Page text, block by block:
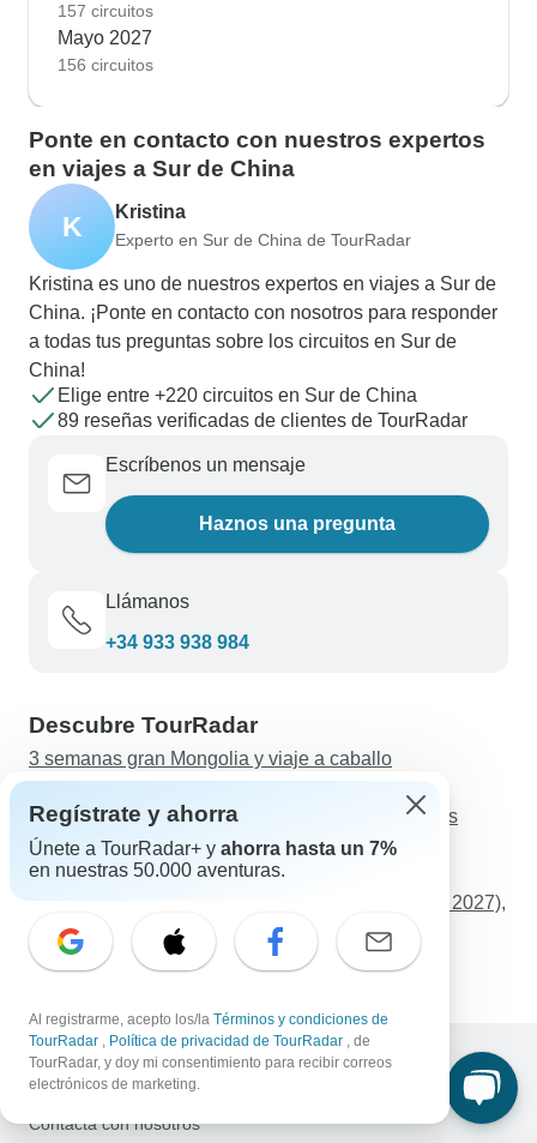
157 circuitos
Mayo 2027
156 circuitos
Ponte en contacto con nuestros expertos
en viajes a Sur de China
K Kristina
Experto en Sur de China de TourRadar
Kristina es uno de nuestros expertos en viajes a Sur de
China. ¡Ponte en contacto con nosotros para responder
a todas tus preguntas sobre los circuitos en Sur de
China!
Elige entre +220 circuitos en Sur de China
89 reseñas verificadas de clientes de TourRadar
Escríbenos un mensaje
Haznos una pregunta
Llámanos
+34 933 938 984
Descubre TourRadar
3 semanas gran Mongolia y viaje a caballo
Prueba de aventura
Excursión de Aventura de Verano de 7 días por las
Rocosas: De Vancouver a Calgary con Rocky
Mountaineer
Descubrimiento de Europa (Plus (hasta marzo de 2027),
Verano, Salida desde Ámsterdam, Clásico)
grandes monumentos de Australia
Contacta con nosotros
Regístrate y ahorra
Únete a TourRadar+ y ahorra hasta un 7%
en nuestras 50.000 aventuras.
Al registrarme, acepto los/la Términos y condiciones de
TourRadar , Política de privacidad de TourRadar , de
TourRadar, y doy mi consentimiento para recibir correos
electrónicos de marketing.